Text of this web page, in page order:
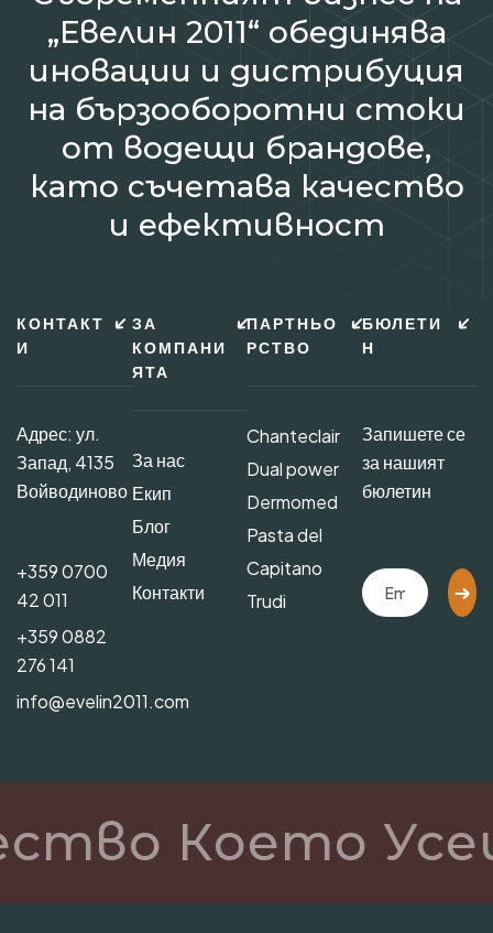
„Евелин 2011“ обединява
иновации и дистрибуция
на бързооборотни стоки
от водещи брандове,
като съчетава качество
и ефективност
КОНТАКТ
И
Адрес: ул.
Запад, 4135
Войводиново
+359 0700
42 011
+359 0882
276 141
info@evelin2011.com
ЗА
КОМПАНИ
ЯТА
За нас
Екип
Блог
Медия
Контакти
ПАРТНЬО
РСТВО
Chanteclair
Dual power
Dermomed
Pasta del
Capitano
Trudi
БЮЛЕТИ
Н
Запишете се
за нашият
бюлетин
Което